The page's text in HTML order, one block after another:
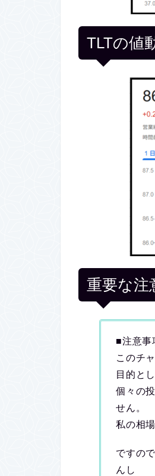
TLTの値
重要な注
■注意事
このチ
目的と
個々の
せん。
私の相
ですの
んし